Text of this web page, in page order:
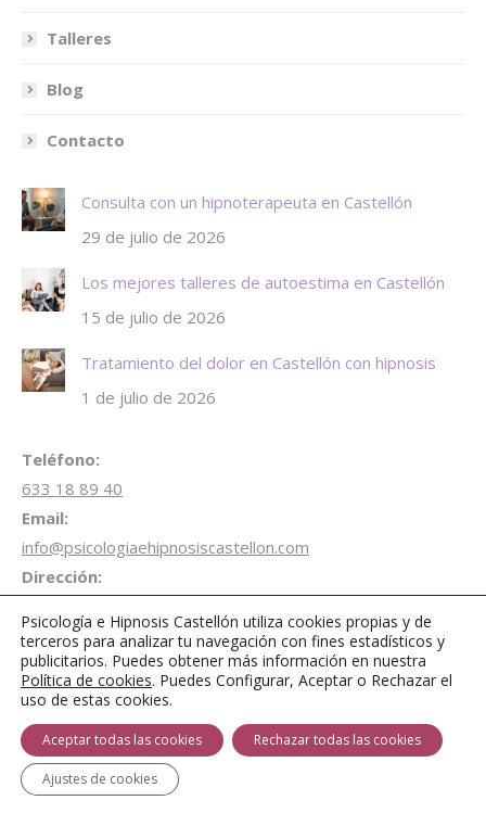
Talleres
Blog
Contacto
Consulta con un hipnoterapeuta en Castellón
29 de julio de 2026
Los mejores talleres de autoestima en Castellón
15 de julio de 2026
Tratamiento del dolor en Castellón con hipnosis
1 de julio de 2026
Teléfono:
633 18 89 40
Email:
info@psicologiaehipnosiscastellon.com
Dirección:
de la Plana
Aparcamiento gratuito de 1 horaen Parking Plaza
Juez Borrull
Encuéntranos en:
Facebook
page
Twitter
page
Instagram
page
Psicología e Hipnosis Castellón utiliza cookies propias y de
terceros para analizar tu navegación con fines estadísticos y
publicitarios. Puedes obtener más información en nuestra
Política de cookies. Puedes Configurar, Aceptar o Rechazar el
uso de estas cookies.
Aceptar todas las cookies Rechazar todas las cookies
Ajustes de cookies